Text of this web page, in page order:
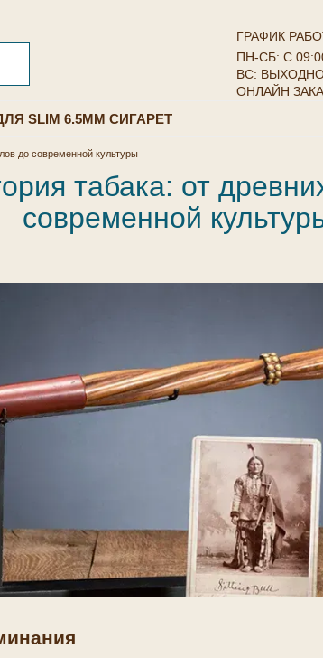
ГРАФИК
ПН-СБ: С
ВС:
ОНЛАЙН
SLIM 6.5ММ СИГАРЕТ
до современной культуры
табака: от
современной